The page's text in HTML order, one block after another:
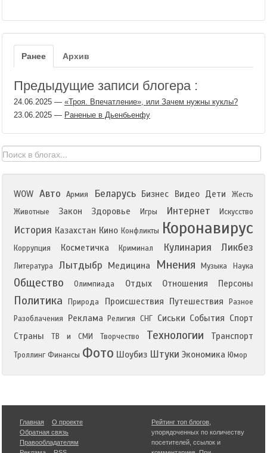
Ранее Архив
Предыдущие записи блогера :
24.06.2025 — «Троя. Впечатление», или Зачем нужны куклы?
23.06.2025 — Раненые в Дьенбьенфу
WOW Авто Армия Беларусь Бизнес Видео Дети
Жесть
Животные
Закон Здоровье Игры Интернет Искусство
История Казахстан Кино Конфликты Коронавирус
Коррупция Косметичка Криминал Кулинария Ликбез
Литература Лытдыбр Медицина Мнения Музыка Наука
Общество Олимпиада Отдых Отношения Персоны
Политика Природа Происшествия Путешествия
Разное
Разоблачения
Реклама Религия СНГ Сиськи События Спорт
Страны
ТВ и СМИ Творчество Технологии Транспорт
Троллинг Финансы Фото Шоубиз Штуки Экономика Юмор
Главная
О проекте
Обратная связь
Правообладателям
Рейтинг топ блогов
упорядоченных по количеству
посетителей, ссылок и